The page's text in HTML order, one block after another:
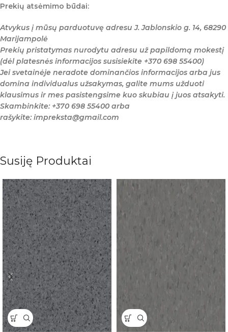
Prekių atsėmimo būdai:
Atvykus į mūsų parduotuvę adresu J. Jablonskio g. 14, 68290
Marijampolė
Prekių pristatymas nurodytu adresu už papildomą mokestį
(dėl platesnės informacijos susisiekite +370 698 55400)
Jei svetainėje neradote dominančios informacijos arba jus
domina individualus užsakymas, galite mums užduoti
klausimus ir mes pasistengsime kuo skubiau į juos atsakyti.
Skambinkite: +370 698 55400 arba
rašykite: impreksta@gmail.com
Susiję Produktai